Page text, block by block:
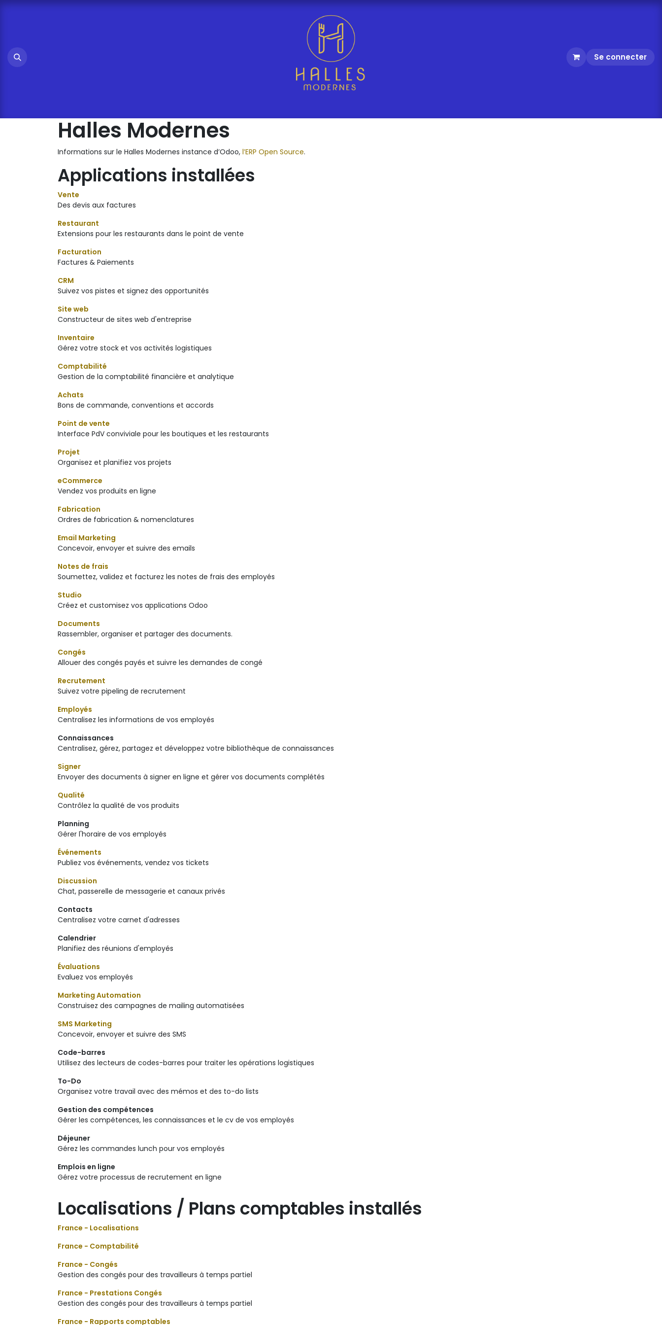
Se rendre au contenu
Se connecter
Halles Modernes
Informations sur le Halles Modernes instance d’Odoo, l’ERP Open Source.
Applications installées
Vente
Des devis aux factures
Restaurant
Extensions pour les restaurants dans le point de vente
Facturation
Factures & Paiements
CRM
Suivez vos pistes et signez des opportunités
Site web
Constructeur de sites web d'entreprise
Inventaire
Gérez votre stock et vos activités logistiques
Comptabilité
Gestion de la comptabilité financière et analytique
Achats
Bons de commande, conventions et accords
Point de vente
Interface PdV conviviale pour les boutiques et les restaurants
Projet
Organisez et planifiez vos projets
eCommerce
Vendez vos produits en ligne
Fabrication
Ordres de fabrication & nomenclatures
Email Marketing
Concevoir, envoyer et suivre des emails
Notes de frais
Soumettez, validez et facturez les notes de frais des employés
Studio
Créez et customisez vos applications Odoo
Documents
Rassembler, organiser et partager des documents.
Congés
Allouer des congés payés et suivre les demandes de congé
Recrutement
Suivez votre pipeling de recrutement
Employés
Centralisez les informations de vos employés
Connaissances
Centralisez, gérez, partagez et développez votre bibliothèque de connaissances
Signer
Envoyer des documents à signer en ligne et gérer vos documents complétés
Qualité
Contrôlez la qualité de vos produits
Planning
Gérer l'horaire de vos employés
Événements
Publiez vos événements, vendez vos tickets
Discussion
Chat, passerelle de messagerie et canaux privés
Contacts
Centralisez votre carnet d'adresses
Calendrier
Planifiez des réunions d'employés
Évaluations
Evaluez vos employés
Marketing Automation
Construisez des campagnes de mailing automatisées
SMS Marketing
Concevoir, envoyer et suivre des SMS
Code-barres
Utilisez des lecteurs de codes-barres pour traiter les opérations logistiques
To-Do
Organisez votre travail avec des mémos et des to-do lists
Gestion des compétences
Gérer les compétences, les connaissances et le cv de vos employés
Déjeuner
Gérez les commandes lunch pour vos employés
Emplois en ligne
Gérez votre processus de recrutement en ligne
Localisations / Plans comptables installés
France - Localisations
France - Comptabilité
France - Congés
Gestion des congés pour des travailleurs à temps partiel
France - Prestations Congés
Gestion des congés pour des travailleurs à temps partiel
France - Rapports comptables